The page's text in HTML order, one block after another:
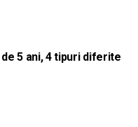
5 ani, 4 tipuri diferite